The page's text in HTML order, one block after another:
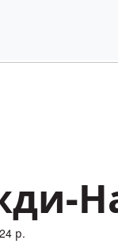
р.